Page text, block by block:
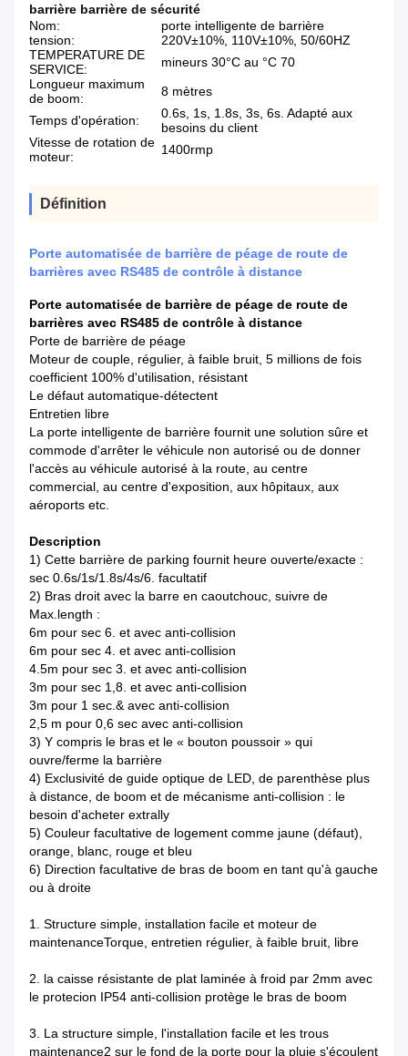
barrière barrière de sécurité
Nom:
porte intelligente de barrière
tension:
220V±10%, 110V±10%, 50/60HZ
TEMPERATURE DE
SERVICE:
mineurs 30°C au °C 70
Longueur maximum
de boom:
8 mètres
Temps d'opération:
0.6s, 1s, 1.8s, 3s, 6s. Adapté aux
besoins du client
Vitesse de rotation de
moteur:
1400rmp
Définition
Porte automatisée de barrière de péage de route de
barrières avec RS485 de contrôle à distance
Porte automatisée de barrière de péage de route de
barrières avec RS485 de contrôle à distance
Porte de barrière de péage
Moteur de couple, régulier, à faible bruit, 5 millions de fois
coefficient 100% d'utilisation, résistant
Le défaut automatique-détectent
Entretien libre
La porte intelligente de barrière fournit une solution sûre et
commode d'arrêter le véhicule non autorisé ou de donner
l'accès au véhicule autorisé à la route, au centre
commercial, au centre d'exposition, aux hôpitaux, aux
aéroports etc.
Description
1) Cette barrière de parking fournit heure ouverte/exacte :
sec 0.6s/1s/1.8s/4s/6. facultatif
2) Bras droit avec la barre en caoutchouc, suivre de
Max.length :
6m pour sec 6. et avec anti-collision
6m pour sec 4. et avec anti-collision
4.5m pour sec 3. et avec anti-collision
3m pour sec 1,8. et avec anti-collision
3m pour 1 sec.& avec anti-collision
2,5 m pour 0,6 sec avec anti-collision
3) Y compris le bras et le « bouton poussoir » qui
ouvre/ferme la barrière
4) Exclusivité de guide optique de LED, de parenthèse plus
à distance, de boom et de mécanisme anti-collision : le
besoin d'acheter extrally
5) Couleur facultative de logement comme jaune (défaut),
orange, blanc, rouge et bleu
6) Direction facultative de bras de boom en tant qu'à gauche
ou à droite
1. Structure simple, installation facile et moteur de
maintenanceTorque, entretien régulier, à faible bruit, libre
2. la caisse résistante de plat laminée à froid par 2mm avec
le protecion IP54 anti-collision protège le bras de boom
3. La structure simple, l'installation facile et les trous
maintenance2 sur le fond de la porte pour la pluie s'écoulent